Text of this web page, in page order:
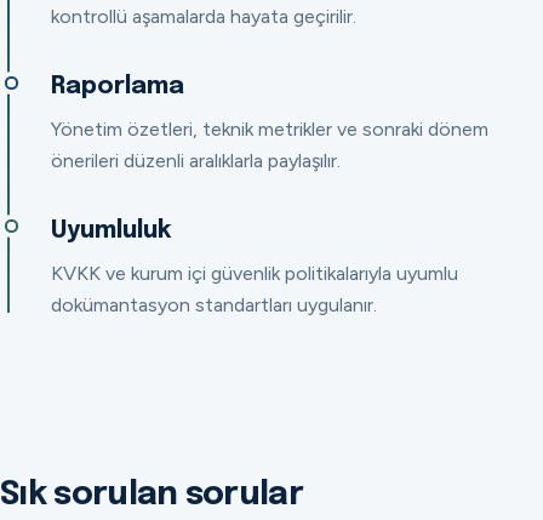
kontrollü aşamalarda hayata geçirilir.
Raporlama
Yönetim özetleri, teknik metrikler ve sonraki dönem
önerileri düzenli aralıklarla paylaşılır.
Uyumluluk
KVKK ve kurum içi güvenlik politikalarıyla uyumlu
dokümantasyon standartları uygulanır.
Sık sorulan sorular